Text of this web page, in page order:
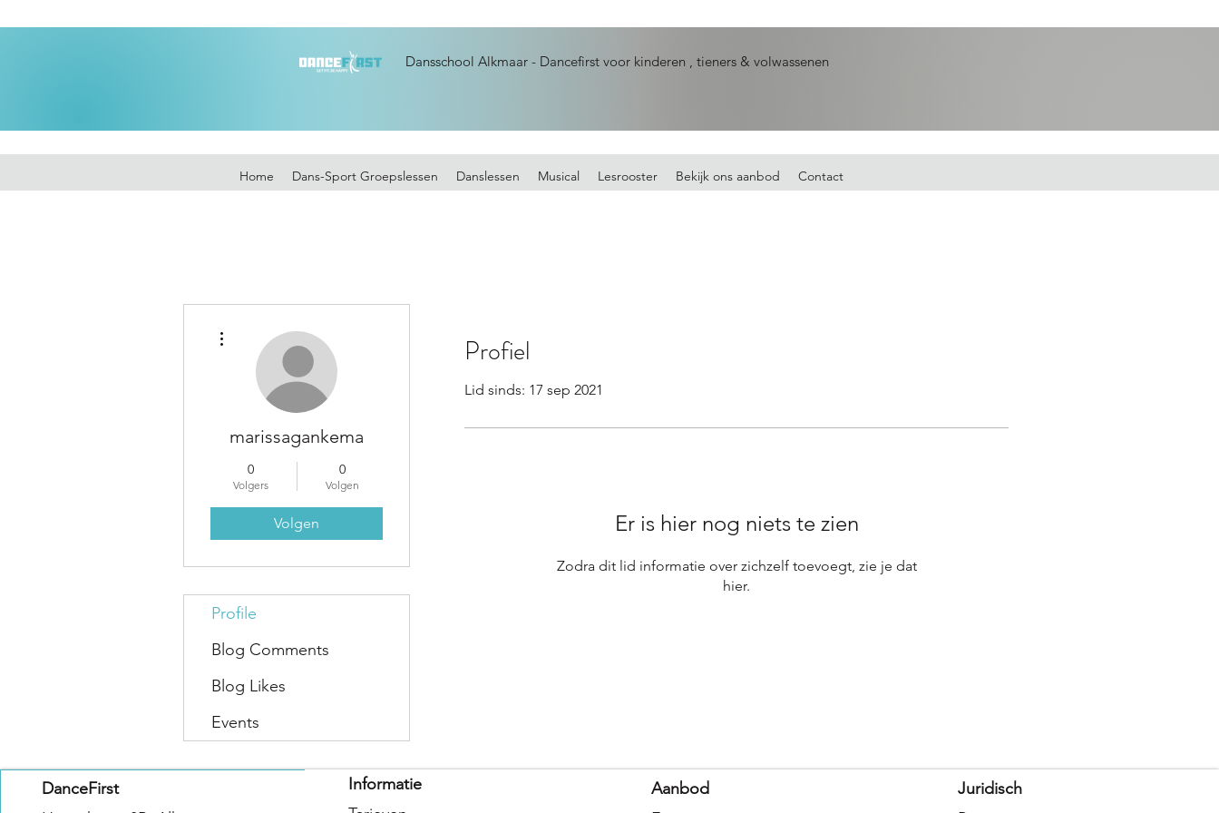
Dansschool Alkmaar - Dancefirst voor kinderen , tieners & volwassenen
Home Dans-Sport Groepslessen Danslessen Musical Lesrooster Bekijk ons aanbod Contact
Profiel
Lid sinds: 17 sep 2021
Er is hier nog niets te zien
Zodra dit lid informatie over zichzelf toevoegt, zie je dat
hier.
marissagankema
0
Volgers
0
Volgen
Volgen
Profile
Blog Comments
Blog Likes
Events
DanceFirst
Informatie
Aanbod
Juridisch